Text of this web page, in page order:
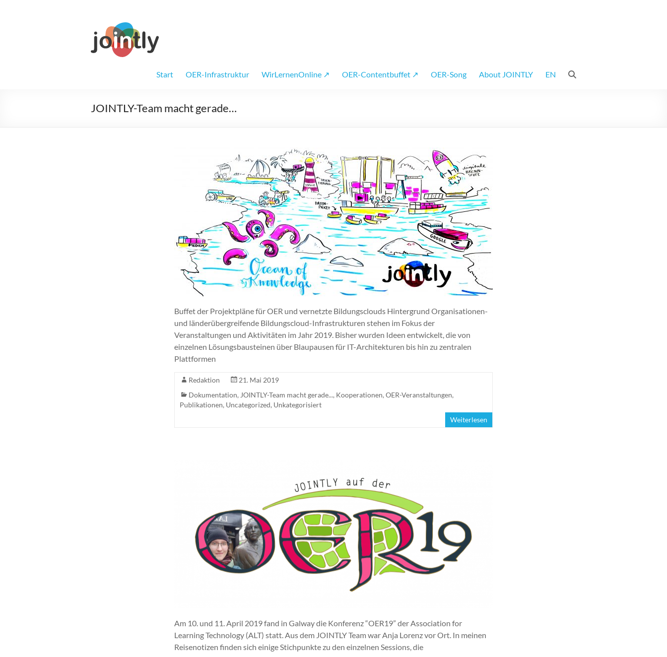
Start OER-Infrastruktur WirLernenOnline ↗ OER-Contentbuffet ↗ OER-Song About JOINTLY EN
JOINTLY-Team macht gerade…
Buffet der Projektpläne für OER und vernetzte Bildungsclouds Hintergrund Organisationen-
und länderübergreifende Bildungscloud-Infrastrukturen stehen im Fokus der
Veranstaltungen und Aktivitäten im Jahr 2019. Bisher wurden Ideen entwickelt, die von
einzelnen Lösungsbausteinen über Blaupausen für IT-Architekturen bis hin zu zentralen
Plattformen
Redaktion
21. Mai 2019
Dokumentation, JOINTLY-Team macht gerade..., Kooperationen,OER-Veranstaltungen,
Publikationen, Uncategorized, Unkategorisiert
Weiterlesen
Am 10. und 11. April 2019 fand in Galway die Konferenz “OER19” der Association for
Learning Technology (ALT) statt. Aus dem JOINTLY Team war Anja Lorenz vor Ort. In meinen
Reisenotizen finden sich einige Stichpunkte zu den einzelnen Sessions, die